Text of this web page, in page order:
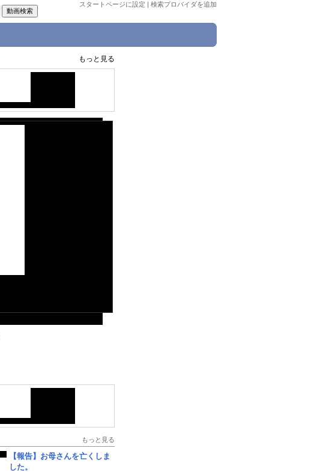
スタートページに設定 | 検索プロバイダを追加
もっと見る
もっと見る
【報告】お母さんを亡くしま
した。